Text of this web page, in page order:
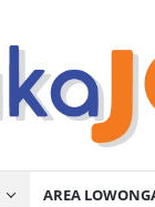
AREA